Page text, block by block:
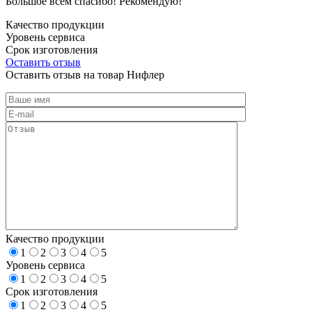
Качество продукции
Уровень сервиса
Срок изготовления
Оставить отзыв
Оставить отзыв на товар Нифлер
Качество продукции
1
2 3 4
5
Уровень сервиса
1
2 3 4
5
Срок изготовления
1
2 3 4
5